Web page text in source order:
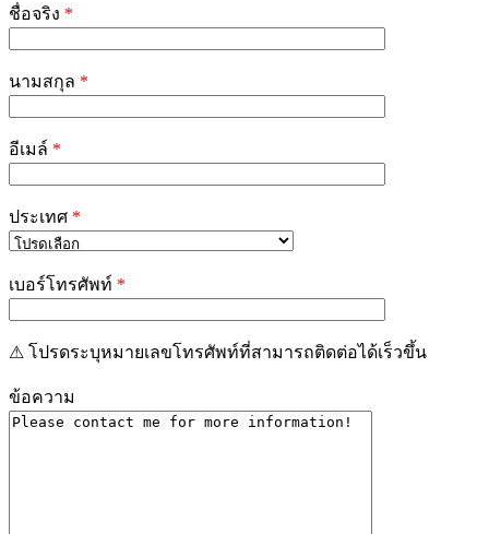
leave
this
field
ชื่อจริง *
นามสกุล *
อีเมล์ *
ประเทศ *
เบอร์โทรศัพท์ *
⚠ โปรดระบุหมายเลขโทรศัพท์ที่สามารถติดต่อได้เร็วขึ้น
ข้อความ